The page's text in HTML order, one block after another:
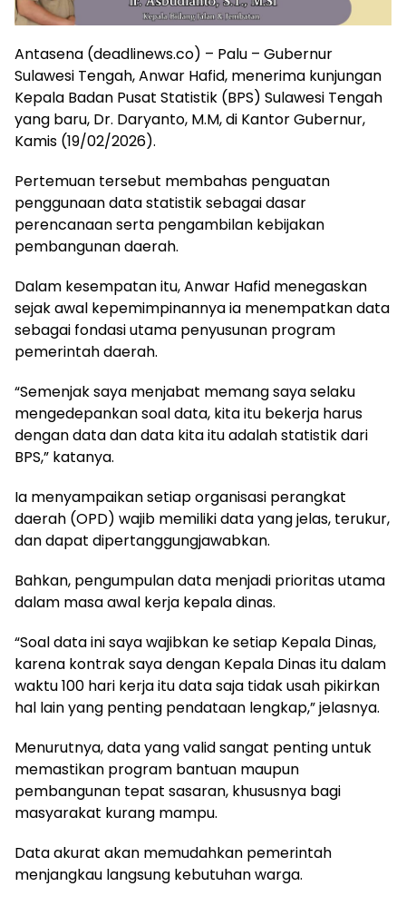
Antasena (deadlinews.co) – Palu – Gubernur
Sulawesi Tengah, Anwar Hafid, menerima kunjungan
Kepala Badan Pusat Statistik (BPS) Sulawesi Tengah
yang baru, Dr. Daryanto, M.M, di Kantor Gubernur,
Kamis (19/02/2026).
Pertemuan tersebut membahas penguatan
penggunaan data statistik sebagai dasar
perencanaan serta pengambilan kebijakan
pembangunan daerah.
Dalam kesempatan itu, Anwar Hafid menegaskan
sejak awal kepemimpinannya ia menempatkan data
sebagai fondasi utama penyusunan program
pemerintah daerah.
“Semenjak saya menjabat memang saya selaku
mengedepankan soal data, kita itu bekerja harus
dengan data dan data kita itu adalah statistik dari
BPS,” katanya.
Ia menyampaikan setiap organisasi perangkat
daerah (OPD) wajib memiliki data yang jelas, terukur,
dan dapat dipertanggungjawabkan.
Bahkan, pengumpulan data menjadi prioritas utama
dalam masa awal kerja kepala dinas.
“Soal data ini saya wajibkan ke setiap Kepala Dinas,
karena kontrak saya dengan Kepala Dinas itu dalam
waktu 100 hari kerja itu data saja tidak usah pikirkan
hal lain yang penting pendataan lengkap,” jelasnya.
Menurutnya, data yang valid sangat penting untuk
memastikan program bantuan maupun
pembangunan tepat sasaran, khususnya bagi
masyarakat kurang mampu.
Data akurat akan memudahkan pemerintah
menjangkau langsung kebutuhan warga.